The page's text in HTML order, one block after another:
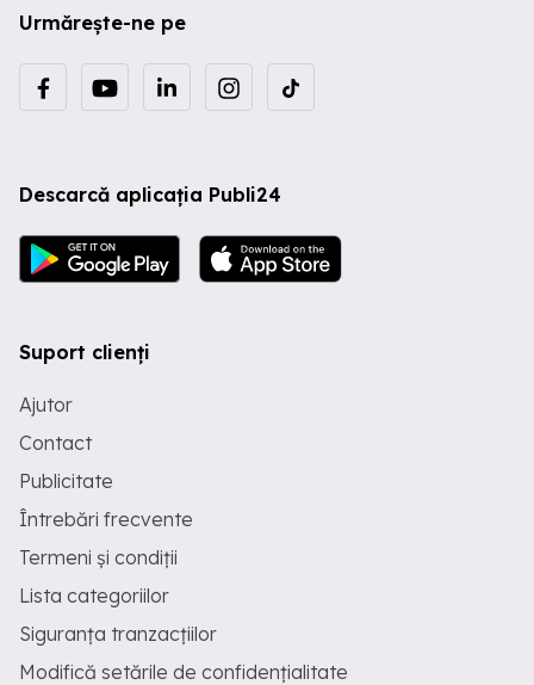
Urmărește-ne pe
Descarcă aplicația Publi24
Suport clienți
Ajutor
Contact
Publicitate
Întrebări frecvente
Termeni și condiții
Lista categoriilor
Siguranța tranzacțiilor
Modifică setările de confidențialitate